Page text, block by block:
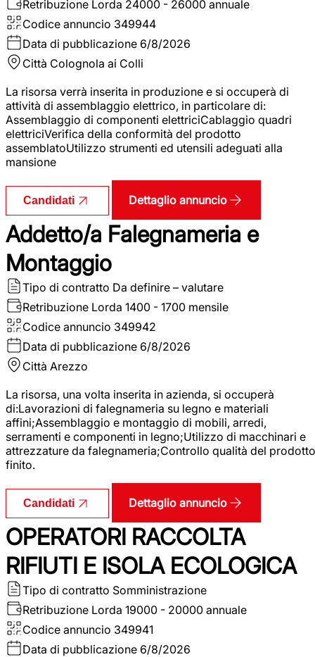
Retribuzione Lorda 24000 - 26000 annuale
Codice annuncio 349944
Data di pubblicazione 6/8/2026
Città Colognola ai Colli
La risorsa verrà inserita in produzione e si occuperà di
attività di assemblaggio elettrico, in particolare di:
Assemblaggio di componenti elettriciCablaggio quadri
elettriciVerifica della conformità del prodotto
assemblatoUtilizzo strumenti ed utensili adeguati alla
mansione
Candidati Dettaglio annuncio
Addetto/a Falegnameria e
Montaggio
Tipo di contratto Da definire – valutare
Retribuzione Lorda 1400 - 1700 mensile
Codice annuncio 349942
Data di pubblicazione 6/8/2026
Città Arezzo
La risorsa, una volta inserita in azienda, si occuperà
di:Lavorazioni di falegnameria su legno e materiali
affini;Assemblaggio e montaggio di mobili, arredi,
serramenti e componenti in legno;Utilizzo di macchinari e
attrezzature da falegnameria;Controllo qualità del prodotto
finito.
Candidati Dettaglio annuncio
OPERATORI RACCOLTA
RIFIUTI E ISOLA ECOLOGICA
Tipo di contratto Somministrazione
Retribuzione Lorda 19000 - 20000 annuale
Codice annuncio 349941
Data di pubblicazione 6/8/2026